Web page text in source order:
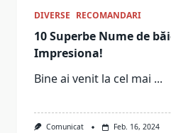
DIVERSE RECOMANDARI
10 Superbe Nume de
Impresiona!
Bine ai venit la cel mai ...
Comunicat Feb. 16, 2024